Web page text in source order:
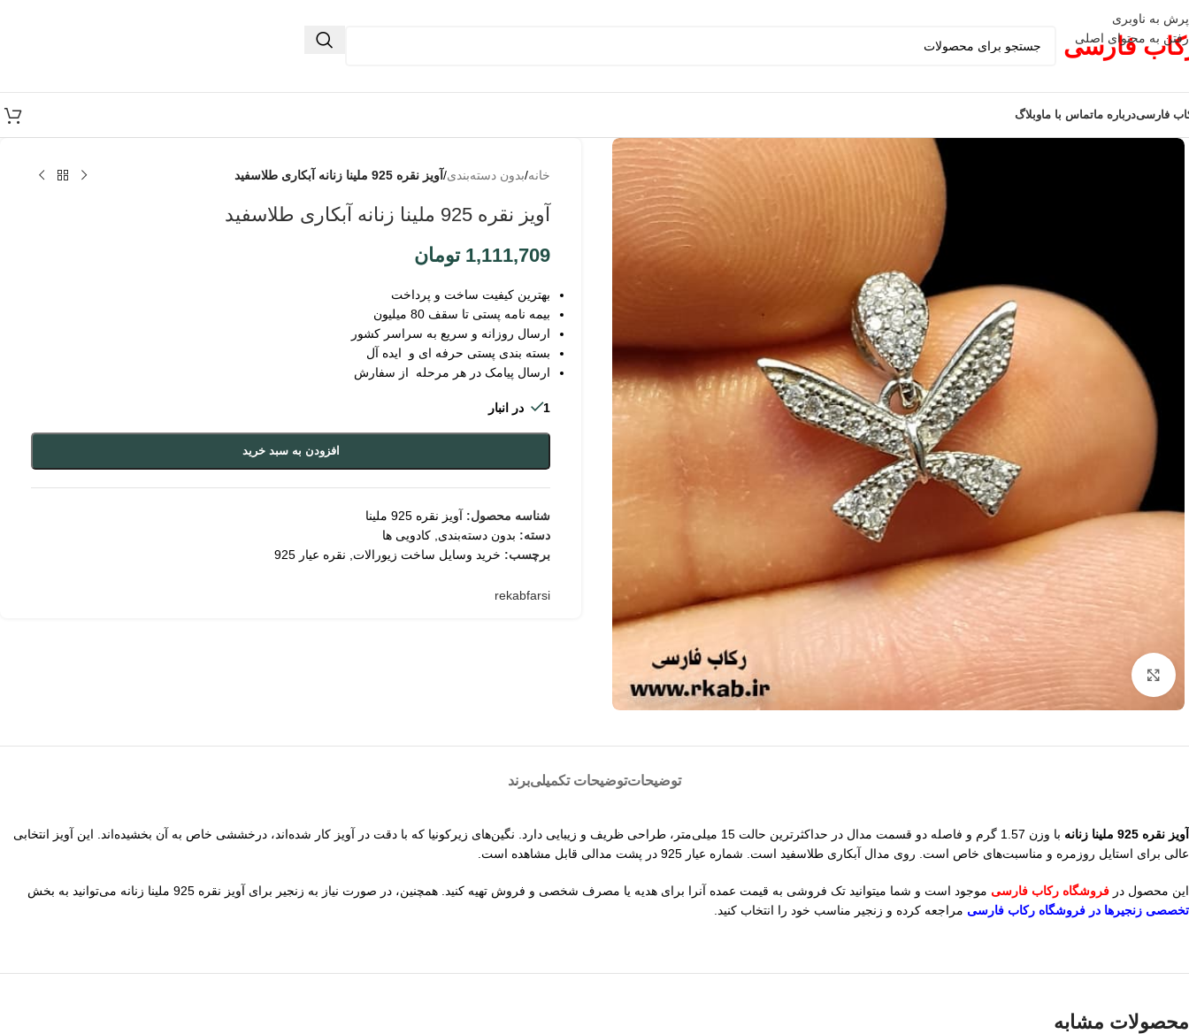
پرش به ناوبری
رفتن به محتوای اصلی
فارسی
فارسیدرباره ماتماس با ماوبلاگ
برای بزرگنمایی کلیک کنید
خانه/بدون دسته‌بندی/ آویز نقره 925 ملینا زنانه آبکاری طلاسفید
آویز نقره 925 ملینا زنانه آبکاری طلاسفید
1,111,709 تومان
بهترین کیفیت ساخت و پرداخت
بیمه نامه پستی تا سقف 80 میلیون
ارسال روزانه و سریع به سراسر کشور
بسته بندی پستی حرفه ای و ایده آل
ارسال پیامک در هر مرحله از سفارش
1 در انبار
افزودن به سبد خرید
شناسه محصول: آویز نقره 925 ملینا
دسته: بدون دسته‌بندی کادویی ها
برچسب: خرید وسایل ساخت زیورالات نقره عیار 925
rekabfarsi
توضیحاتتوضیحات تکمیلیبرند
آویز نقره 925 ملینا زنانه
با وزن 1.57 گرم و فاصله دو قسمت مدال در حداکثرترین حالت 15 میلی‌متر، طراحی ظریف و زیبایی دارد. نگین‌های زیرکونیا که با دقت در آویز کار شده‌اند، درخششی خاص به آن بخشیده‌اند. این آویز انتخابی
عالی برای استایل روزمره و مناسبت‌های خاص است. روی مدال آبکاری طلاسفید است. شماره عیار 925 در پشت مدالی قابل مشاهده است.
این محصول در فروشگاه رکاب فارسی موجود است و شما میتوانید تک فروشی به قیمت عمده آنرا برای هدیه یا مصرف شخصی و فروش تهیه کنید. همچنین، در صورت نیاز به زنجیر برای آویز نقره 925 ملینا زنانه می‌توانید به بخش
تخصصی زنجیرها در فروشگاه رکاب فارسی مراجعه کرده و زنجیر مناسب خود را انتخاب کنید.
محصولات مشابه